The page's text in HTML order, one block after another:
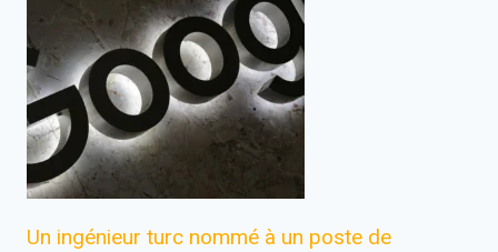
Un ingénieur turc nommé à un poste de